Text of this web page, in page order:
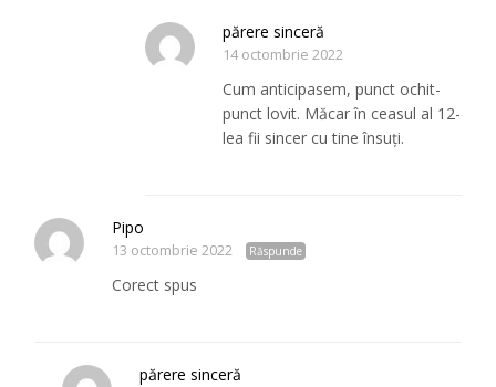
părere sinceră
14 octombrie 2022
Cum anticipasem, punct ochit-
punct lovit. Măcar în ceasul al 12-
lea fii sincer cu tine însuți.
Pipo
13 octombrie 2022 Răspunde
Corect spus
părere sinceră